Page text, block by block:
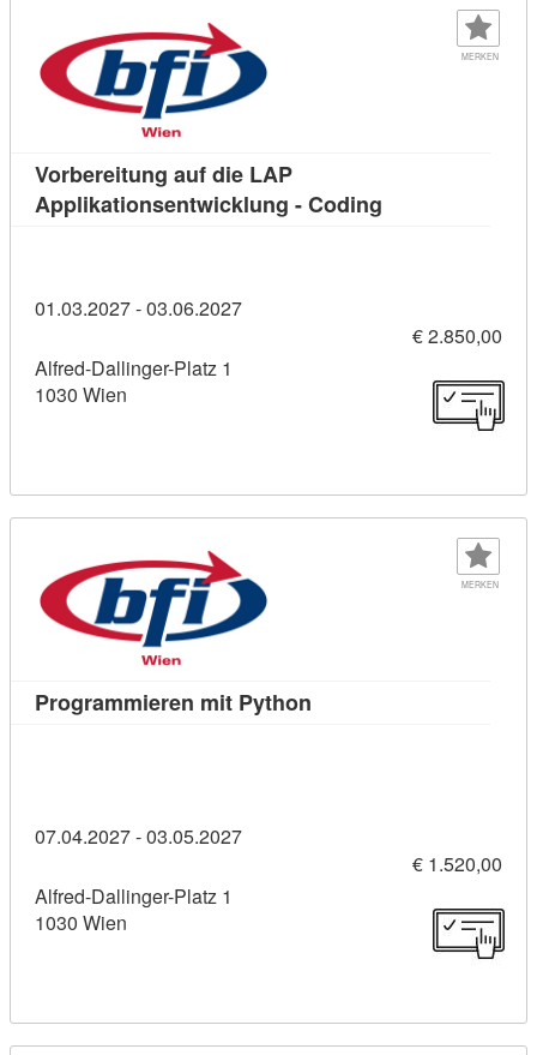
MERKEN
Vorbereitung auf die LAP
Applikationsentwicklung - Coding
01.03.2027 - 03.06.2027
€ 2.850,00
Alfred-Dallinger-Platz 1
1030 Wien
MERKEN
Programmieren mit Python
07.04.2027 - 03.05.2027
€ 1.520,00
Alfred-Dallinger-Platz 1
1030 Wien